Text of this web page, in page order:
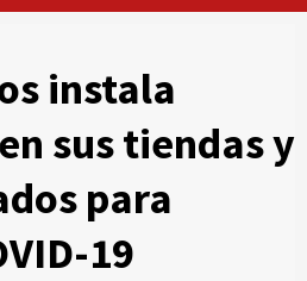
instala
sus tiendas y
para
19